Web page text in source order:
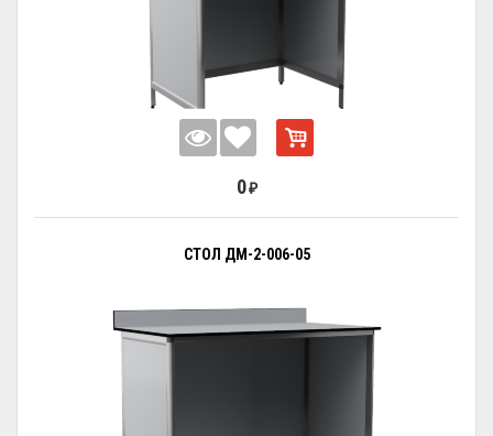
0 ₽
СТОЛ ДМ-2-006-05